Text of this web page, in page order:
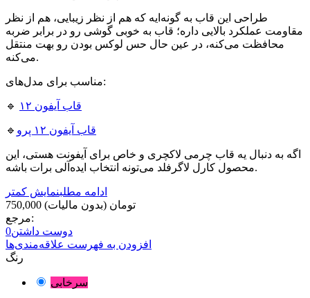
طراحی این قاب به گونه‌ایه که هم از نظر زیبایی، هم از نظر
مقاومت عملکرد بالایی داره؛ قاب به‌ خوبی گوشی رو در برابر ضربه
محافظت می‌کنه، در عین حال حس لوکس بودن رو بهت منتقل
می‌کنه.
مناسب برای مدل‌های:
🔹 قاب آیفون ۱۲
🔹 قاب آیفون ۱۲ پرو
اگه به دنبال یه قاب چرمی لاکچری و خاص برای آیفونت هستی، این
محصول کارل لاگرفلد می‌تونه انتخاب ایده‌آلی برات باشه.
ادامه مطلبنمایش کمتر
750,000 تومان (بدون مالیات)
مرجع:
دوست داشتن0
افزودن به فهرست علاقه‌مندی‌ها
رنگ
سرخابی